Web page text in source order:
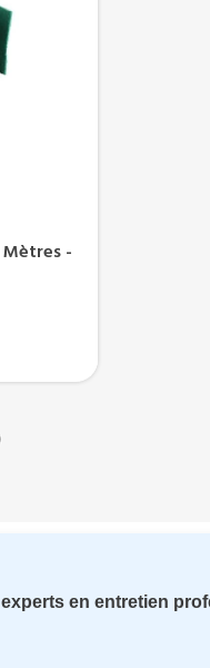
-
experts en entretien